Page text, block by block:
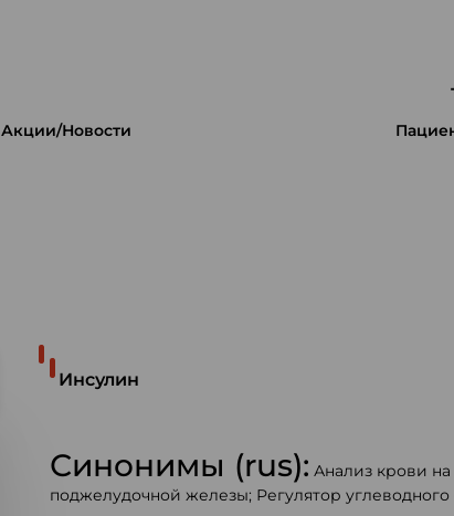
Акции/Новости
Инсулин
Синонимы (rus): Анализ крови
поджелудочной железы; Регулятор углеводного